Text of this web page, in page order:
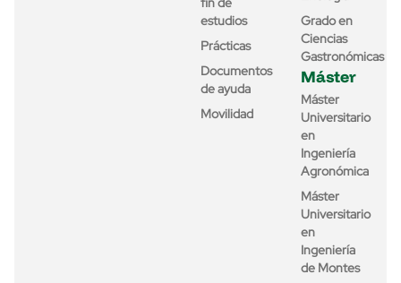
estudios
Prácticas
Documentos
de ayuda
Movilidad
Grado en
Ciencias
Gastronómicas
Máster
Máster
Universitario
en
Ingeniería
Agronómica
Máster
Universitario
en
Ingeniería
de Montes